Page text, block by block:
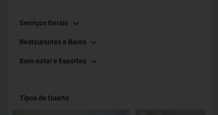
Serviços Gerais
Restaurantes e Bares
Bem-estar e Esportes
Tipos de Quarto